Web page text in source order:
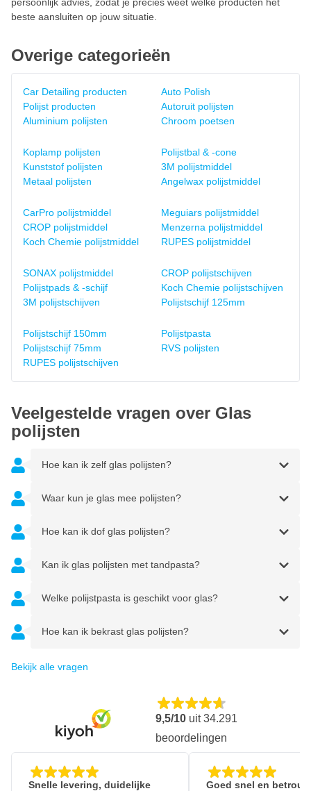
beste aansluiten op jouw situatie.
Overige categorieën
Car Detailing producten
Polijst producten
Aluminium polijsten
Auto Polish
Autoruit polijsten
Chroom poetsen
Koplamp polijsten
Kunststof polijsten
Metaal polijsten
Polijstbal & -cone
3M polijstmiddel
Angelwax polijstmiddel
CarPro polijstmiddel
CROP polijstmiddel
Koch Chemie polijstmiddel
Meguiars polijstmiddel
Menzerna polijstmiddel
RUPES polijstmiddel
SONAX polijstmiddel
Polijstpads & -schijf
3M polijstschijven
CROP polijstschijven
Koch Chemie polijstschijven
Polijstschijf 125mm
Polijstschijf 150mm
Polijstschijf 75mm
RUPES polijstschijven
Polijstpasta
RVS polijsten
Veelgestelde vragen over Glas
polijsten
Hoe kan ik zelf glas polijsten?
Waar kun je glas mee polijsten?
Hoe kan ik dof glas polijsten?
Kan ik glas polijsten met tandpasta?
Welke polijstpasta is geschikt voor glas?
Hoe kan ik bekrast glas polijsten?
Bekijk alle vragen
9,5/10 uit34.291
beoordelingen
Snelle levering, duidelijke
Goed snel en